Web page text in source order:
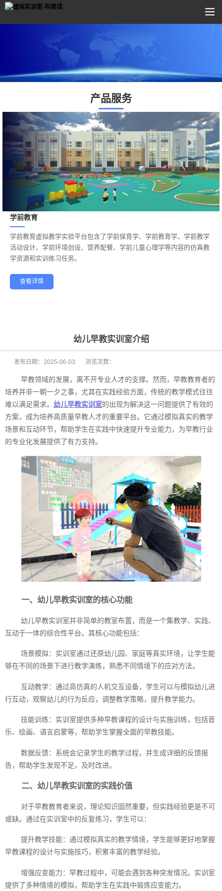
产品服务
学前教育
——
学前教育虚拟教学实验平台包含了学前保育学、学前教育学、学前教学
活动设计、学前环境创设、营养配餐、学前儿童心理学等内容的仿真教
学资源和实训练习任务。
查看详情
健康养老
幼儿早教实训室介绍
发布日期： 2025-06-03 浏览次数：
早教领域的发展，离不开专业人才的支撑。然而，早教教育者的
培养并非一朝一夕之事，尤其在实践经验方面，传统的教学模式往往
难以满足需求。 幼儿早教实训室的出现为解决这一问题提供了有效的
方案，成为培养高质量早教人才的重要平台。它通过模拟真实的教学
场景和互动环节，帮助学生在实践中快速提升专业能力，为早教行业
的专业化发展提供了有力支持。
一、幼儿早教实训室的核心功能
幼儿早教实训室并非简单的教室布置，而是一个集教学、实践、
互动于一体的综合性平台。其核心功能包括：
场景模拟：实训室通过还原幼儿园、家庭等真实环境，让学生能
够在不同的场景下进行教学演练，熟悉不同情境下的应对方法。
互动教学：通过高仿真的人机交互设备，学生可以与模拟幼儿进
行互动，观察幼儿的行为反应，调整教学策略，提升教学能力。
技能训练：实训室提供多种早教课程的设计与实施训练，包括音
乐、绘画、语言启蒙等，帮助学生掌握全面的早教技能。
数据反馈：系统会记录学生的教学过程，并生成详细的反馈报
告，帮助学生发现不足，及时改进。
二、幼儿早教实训室的实践价值
对于早教教育者来说，理论知识固然重要，但实践经验更是不可
或缺。通过在实训室中的反复练习，学生可以：
提升教学技能：通过模拟真实的教学情境，学生能够更好地掌握
早教课程的设计与实施技巧，积累丰富的教学经验。
增强应变能力：早教过程中，可能会遇到各种突发情况。实训室
提供了多种情境的模拟，帮助学生在实践中锻炼应变能力。